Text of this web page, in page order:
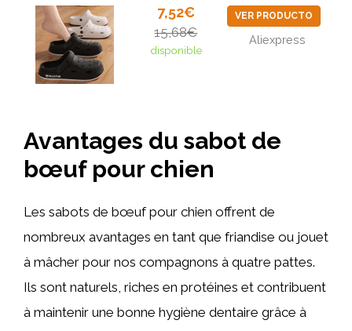
7,52€
15,68€
disponible
VER PRODUCTO
Aliexpress
Avantages du sabot de
bœuf pour chien
Les sabots de bœuf pour chien offrent de
nombreux avantages en tant que friandise ou jouet
à mâcher pour nos compagnons à quatre pattes.
Ils sont naturels, riches en protéines et contribuent
à maintenir une bonne hygiène dentaire grâce à